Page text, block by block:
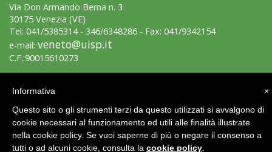
Tiziano Pesce a Radio InBlu2000 traccia il bilancio della stagione
Via Don Armando Berna n. 3
30175 Venezia (VE)
Tel: 041/5385314 - 346/6348286 - Fax: 041/9342154
e-mail: veneto@uisp.it
C.F.:90015610273
Area Riservata 2.0 ×
Informativa
Questo sito o gli strumenti terzi da questo utilizzati si avvalgono di
cookie necessari al funzionamento ed utili alle finalità illustrate
nella cookie policy. Se vuoi saperne di più o negare il consenso a
tutti o ad alcuni cookie, consulta la cookie policy